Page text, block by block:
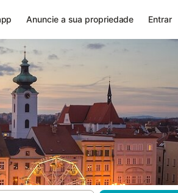
Anuncie a sua propriedade Entrar